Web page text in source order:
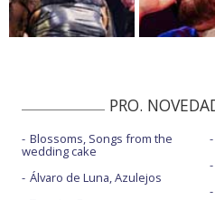
PRO.
Blossoms, Songs from the
wedding cake
Álvaro de Luna, Azulejos